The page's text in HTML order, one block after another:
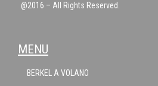
@2016 – All Rights Reserved.
MENU
BERKEL A VOLANO